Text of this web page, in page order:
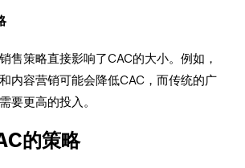
售策略直接影响了CAC的大小。例如，
内容营销可能会降低CAC，而传统的广
要更高的投入。
的策略